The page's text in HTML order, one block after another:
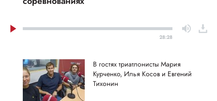
28:28
В гостях триатлонисты Мария
Курченко, Илья Косов и Евгений
Тихонин